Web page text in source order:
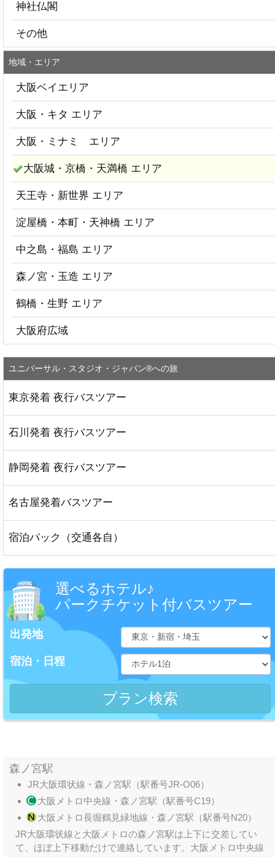
神社仏閣
その他
地域・エリア
大阪ベイエリア
大阪・キタ エリア
大阪・ミナミ エリア
大阪城・京橋・天満橋 エリア
天王寺・新世界 エリア
淀屋橋・本町・天神橋 エリア
中之島・福島 エリア
森ノ宮・玉造 エリア
鶴橋・生野 エリア
大阪府広域
ユニバーサル・スタジオ・ジャパン®への旅
東京発着 夜行バスツアー
石川発着 夜行バスツアー
静岡発着 夜行バスツアー
名古屋発着バスツアー
宿泊パック（交通各自）
選べるホテル♪
パークチケット付バスツアー
出発地
宿泊・日程
森ノ宮駅
JR大阪環状線・森ノ宮駅（駅番号JR-O06）
大阪メトロ中央線・森ノ宮駅（駅番号C19）
大阪メトロ長堀鶴見緑地線・森ノ宮駅（駅番号N20）
JR大阪環状線と大阪メトロの森ノ宮駅は上下に交差してい
て、ほぼ上下移動だけで連絡しています。大阪メトロ中央線